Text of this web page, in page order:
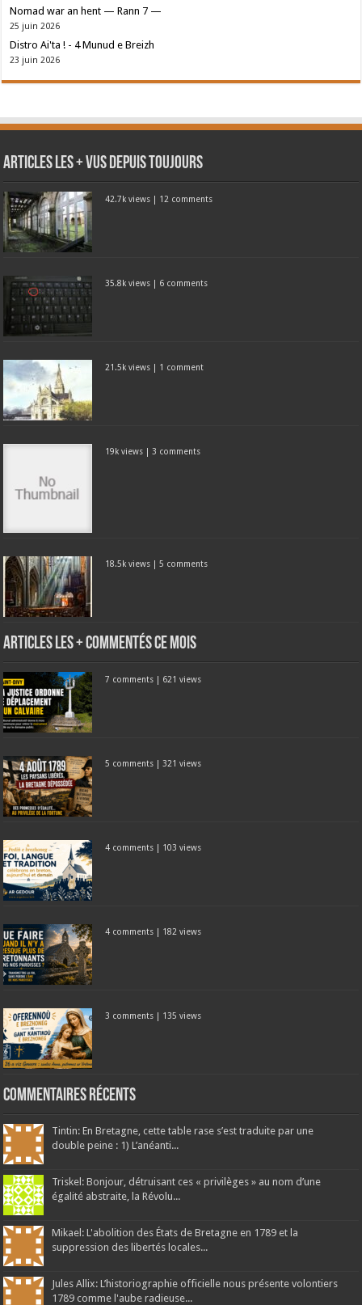
Nomad war an hent — Rann 7 —
25 juin 2026
Distro Ai'ta ! - 4 Munud e Breizh
23 juin 2026
Articles les + vus depuis toujours
42.7k views | 12 comments
35.8k views | 6 comments
21.5k views | 1 comment
19k views | 3 comments
18.5k views |5 comments
Articles les + commentés ce mois
7 comments | 621 views
5 comments | 321 views
4 comments | 103 views
4 comments | 182 views
3 comments | 135 views
Commentaires récents
Tintin: En Bretagne, cette table rase s’est traduite par une
double peine : 1) L’anéanti...
Triskel: Bonjour, détruisant ces « privilèges » au nom d’une
égalité abstraite, la Révolu...
Mikael: L'abolition des États de Bretagne en 1789 et la
suppression des libertés locales...
Jules Allix: L’historiographie officielle nous présente volontiers
1789 comme l'aube radieuse...